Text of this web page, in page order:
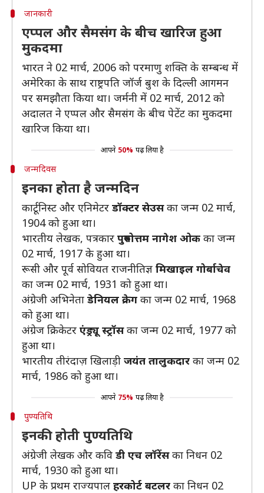
जानकारी
एप्पल और सैमसंग के बीच खारिज हुआ
मुकदमा
भारत ने 02 मार्च, 2006 को परमाणु शक्ति के सम्बन्ध में
अमेरिका के साथ राष्ट्रपति जॉर्ज बुश के दिल्ली आगमन
पर समझौता किया था। जर्मनी में 02 मार्च, 2012 को
अदालत ने एप्पल और सैमसंग के बीच पेटेंट का मुकदमा
खारिज किया था।
आपने 50% पढ़ लिया है
जन्मदिवस
इनका होता है जन्मदिन
कार्टूनिस्ट और एनिमेटर डॉक्टर सेउसका जन्म 02 मार्च,
1904 को हुआ था।
भारतीय लेखक, पत्रकार पुरुषोत्तम नागेश ओक का जन्म
02 मार्च, 1917 के हुआ था।
रूसी और पूर्व सोवियत राजनीतिज्ञ मिखाइल गोर्बाचेव
का जन्म 02 मार्च, 1931 को हुआ था।
अंग्रेजी अभिनेता डेनियल क्रेग का जन्म 02 मार्च, 1968
को हुआ था।
अंग्रेज क्रिकेटर एंड्र्यू स्ट्रॉसका जन्म 02 मार्च, 1977 को
हुआ था।
भारतीय तीरंदाज़ खिलाड़ी जयंत तालुकदार का जन्म 02
मार्च, 1986 को हुआ था।
आपने 75% पढ़ लिया है
पुण्यतिथि
इनकी होती पुण्यतिथि
अंग्रेजी लेखक और कवि डी एच लॉरेंसका निधन 02
मार्च, 1930 को हुआ था।
UP के प्रथम राज्यपाल हरकोर्ट बटलर का निधन 02